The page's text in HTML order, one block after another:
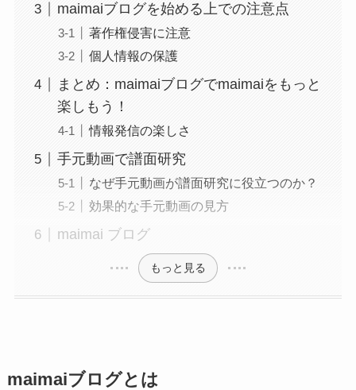
maimaiブログを始める上での注意点
著作権侵害に注意
個人情報の保護
まとめ：maimaiブログでmaimaiをもっと
楽しもう！
情報発信の楽しさ
手元動画で譜面研究
なぜ手元動画が譜面研究に役立つのか？
効果的な手元動画の見方
maimai ブログ
もっと見る
maimaiブログとは